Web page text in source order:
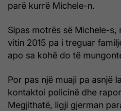
parë kurrë Michele-n.
Sipas motrës së Michele-s,
vitin 2015 pa i treguar
apo sa kohë do të
Por pas një muaji pa asnjë
kontaktoi policinë dhe
Megjithatë, ligji gjerman